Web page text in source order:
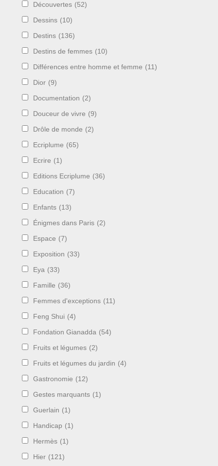
Découvertes (52)
Dessins (10)
Destins (136)
Destins de femmes (10)
Différences entre homme et femme (11)
Dior (9)
Documentation (2)
Douceur de vivre (9)
Drôle de monde (2)
Ecriplume (65)
Ecrire (1)
Editions Ecriplume (36)
Education (7)
Enfants (13)
Énigmes dans Paris (2)
Espace (7)
Exposition (33)
Eya (33)
Famille (36)
Femmes d'exceptions (11)
Feng Shui (4)
Fondation Gianadda (54)
Fruits et légumes (2)
Fruits et légumes du jardin (4)
Gastronomie (12)
Gestes marquants (1)
Guerlain (1)
Handicap (1)
Hermès (1)
Hier (121)